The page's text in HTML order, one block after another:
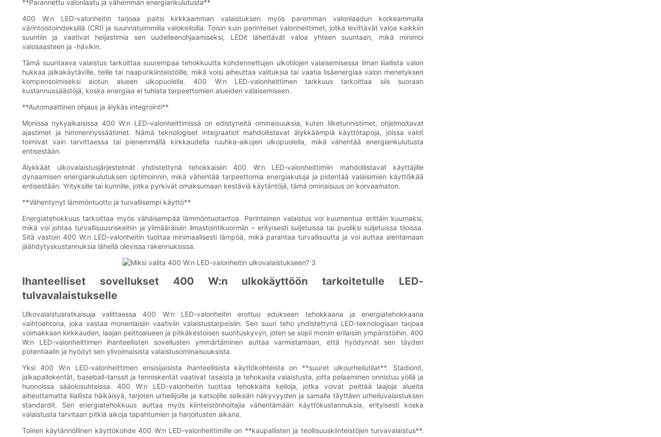
**Parannettu valonlaatu ja vähemmän energiankulutusta**
400 W:n LED-valonheitin tarjoaa paitsi kirkkaamman valaistuksen myös paremman valonlaadun korkeammalla
värintoistoindeksillä (CRI) ja suunnatuimmilla valokeiloilla. Toisin kuin perinteiset valonheittimet, jotka levittävät valoa kaikkiin
suuntiin ja vaativat heijastimia sen uudelleenohjaamiseksi, LEDit lähettävät valoa yhteen suuntaan, mikä minimoi
valosaasteen ja -hävikin.
Tämä suuntaava valaistus tarkoittaa suurempaa tehokkuutta kohdennettujen ulkotilojen valaisemisessa ilman liiallista valon
hukkaa jalkakäytäville, teille tai naapurikiinteistöille, mikä voisi aiheuttaa valituksia tai vaatia lisäenergiaa valon menetyksen
kompensoimiseksi aiotun alueen ulkopuolella. 400 W:n LED-valonheittimen tarkkuus tarkoittaa siis suoraan
kustannussäästöjä, koska energiaa ei tuhlata tarpeettomien alueiden valaisemiseen.
**Automaattinen ohjaus ja älykäs integrointi**
Monissa nykyaikaisissa 400 W:n LED-valonheittimissä on edistyneitä ominaisuuksia, kuten liiketunnistimet, ohjelmoitavat
ajastimet ja himmennyssäätimet. Nämä teknologiset integraatiot mahdollistavat älykkäämpiä käyttötapoja, joissa valot
toimivat vain tarvittaessa tai pienemmällä kirkkaudella ruuhka-aikojen ulkopuolella, mikä vähentää energiankulutusta
entisestään.
Älykkäät ulkovalaistusjärjestelmät yhdistettynä tehokkaisiin 400 W:n LED-valonheittimiin mahdollistavat käyttäjille
dynaamisen energiankulutuksen optimoinnin, mikä vähentää tarpeettomia energiakuluja ja pidentää valaisimien käyttöikää
entisestään. Yrityksille tai kunnille, jotka pyrkivät omaksumaan kestäviä käytäntöjä, tämä ominaisuus on korvaamaton.
**Vähentynyt lämmöntuotto ja turvallisempi käyttö**
Energiatehokkuus tarkoittaa myös vähäisempää lämmöntuotantoa. Perinteinen valaistus voi kuumentua erittäin kuumaksi,
mikä voi johtaa turvallisuusriskeihin ja ylimääräisiin ilmastointikuormiin – erityisesti suljetuissa tai puoliksi suljetuissa tiloissa.
Sitä vastoin 400 W:n LED-valonheitin tuottaa minimaalisesti lämpöä, mikä parantaa turvallisuutta ja voi auttaa alentamaan
jäähdytyskustannuksia lähellä olevissa rakennuksissa.
Ihanteelliset sovellukset 400 W:n ulkokäyttöön tarkoitetulle LED-
tulvavalaistukselle
Ulkovalaistusratkaisuja valittaessa 400 W:n LED-valonheitin erottuu edukseen tehokkaana ja energiatehokkaana
vaihtoehtona, joka vastaa monenlaisiin vaativiin valaistustarpeisiin. Sen suuri teho yhdistettynä LED-teknologiaan tarjoaa
voimakkaan kirkkauden, laajan peittoalueen ja pitkäkestoisen suorituskyvyn, joten se sopii moniin erilaisiin ympäristöihin. 400
W:n LED-valonheittimen ihanteellisten sovellusten ymmärtäminen auttaa varmistamaan, että hyödynnät sen täyden
potentiaalin ja hyödyt sen ylivoimaisista valaistusominaisuuksista.
Yksi 400 W:n LED-valonheittimen ensisijaisista ihanteellisista käyttökohteista on **suuret ulkourheilutilat**. Stadionit,
jalkapallokentät, baseball-tanssit ja tenniskentät vaativat tasaista ja tehokasta valaistusta, jotta pelaaminen onnistuu yöllä ja
huonoissa sääolosuhteissa. 400 W:n LED-valonheitin tuottaa tehokkaita keiloja, jotka voivat peittää laajoja alueita
aiheuttamatta liiallista häikäisyä, tarjoten urheilijoille ja katsojille selkeän näkyvyyden ja samalla täyttäen urheiluvalaistuksen
standardit. Sen energiatehokkuus auttaa myös kiinteistönhoitajia vähentämään käyttökustannuksia, erityisesti koska
valaistusta tarvitaan pitkiä aikoja tapahtumien ja harjoitusten aikana.
Toinen käytännöllinen käyttökohde 400 W:n LED-valonheittimille on **kaupallisten ja teollisuuskiinteistöjen turvavalaistus**.